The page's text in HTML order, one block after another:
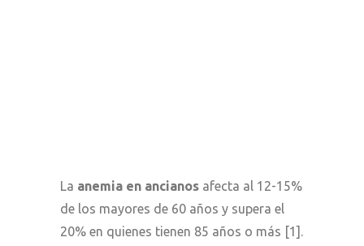
La anemia en ancianos afecta al 12-15%
de los mayores de 60 años y supera el
20% en quienes tienen 85 años o más [1].